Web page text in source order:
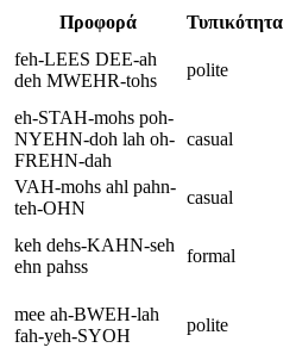
Προφορά
Τυπικότητα
feh-LEES DEE-ah
deh MWEHR-tohs
polite
eh-STAH-mohs poh-
NYEHN-doh lah oh-
FREHN-dah
casual
VAH-mohs ahl pahn-
teh-OHN
casual
keh dehs-KAHN-seh
ehn pahss
formal
mee ah-BWEH-lah
fah-yeh-SYOH
polite